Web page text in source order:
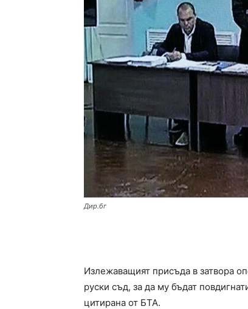
Дир.бг
Излежаващият присъда в затвора
руски съд, за да му бъдат
цитирана от БТА.